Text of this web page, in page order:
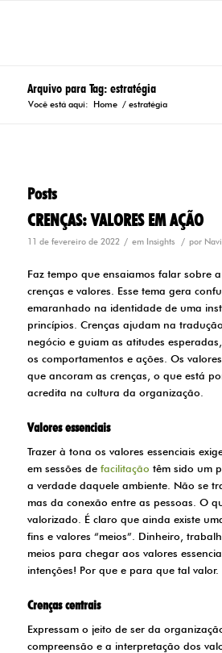
Arquivo para Tag: estratégia
Você está aqui: Home / estratégia
Posts
CRENÇAS: VALORES EM AÇÃO
11 de fevereiro de 2022 / em Insights / por
Faz tempo que ensaiamos falar sobre
crenças e valores. Esse tema gera
emaranhado na identidade de uma
princípios. Crenças ajudam na
negócio e guiam as atitudes
os comportamentos e ações. Os
que ancoram as crenças, o que está
acredita na cultura da organização.
Valores essenciais
Trazer à tona os valores essenciais
em sessões de facilitação têm sido um
a verdade daquele ambiente. Não se
mas da conexão entre as pessoas. O
valorizado. É claro que ainda existe
fins e valores “meios”. Dinheiro,
meios para chegar aos valores
intenções! Por que e para que tal valor.
Crenças centrais
Expressam o jeito de ser da
compreensão e a interpretação dos